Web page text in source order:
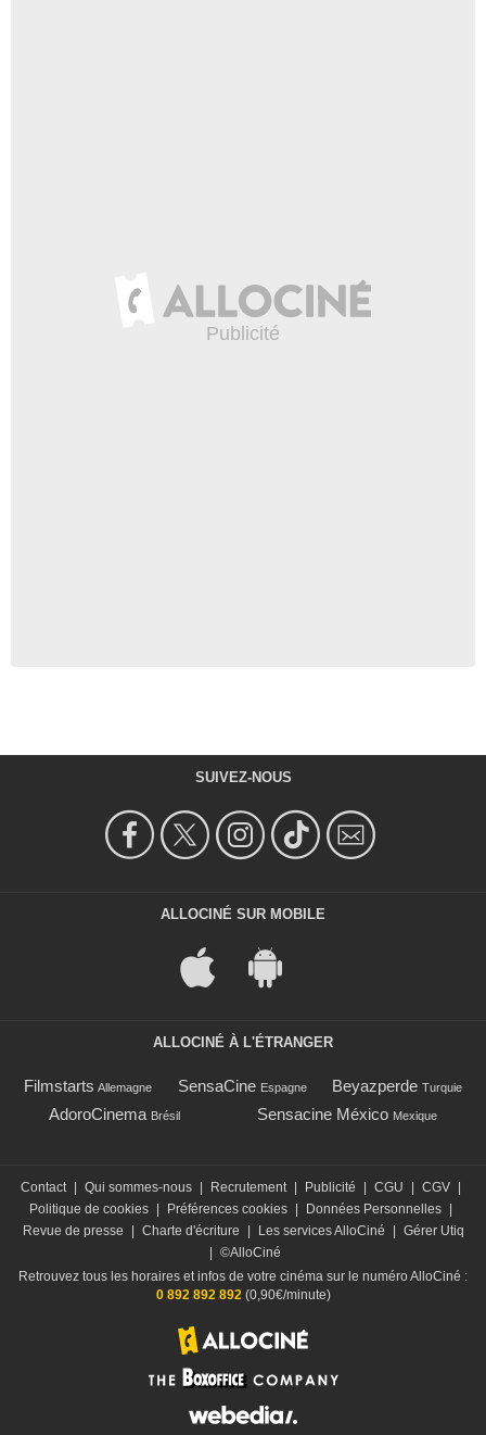
SUIVEZ-NOUS
ALLOCINÉ SUR MOBILE
ALLOCINÉ À L'ÉTRANGER
Filmstarts Allemagne SensaCine Espagne Beyazperde Turquie
AdoroCinema Brésil Sensacine México Mexique
Contact | Qui sommes-nous | Recrutement | Publicité | CGU | CGV |
Politique de cookies | Préférences cookies | Données Personnelles |
Revue de presse
| Charte d'écriture | Les services AlloCiné | Gérer Utiq
| ©AlloCiné
Retrouvez tous les horaires et infos de votre cinéma sur le numéro AlloCiné :
0 892 892 892 (0,90€/minute)